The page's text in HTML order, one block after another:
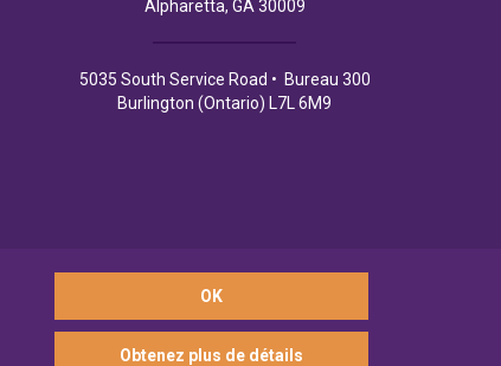
Alpharetta, GA 30009
5035 South Service Road • Bureau 300
Burlington (Ontario) L7L 6M9
© 2026 Financement commercial Northpoint
OK
Obtenez plus de détails